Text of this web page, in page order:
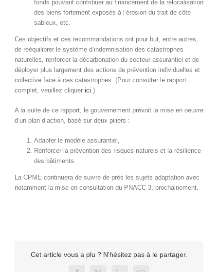
fonds pouvant contribuer au financement de la relocalisation
des biens fortement exposés à l’érosion du trait de côte
sableux, etc.
Ces objectifs et ces recommandations ont pour but, entre autres,
de rééquilibrer le système d’indemnisation des catastrophes
naturelles, renforcer la décarbonation du secteur assurantiel et de
déployer plus largement des actions de prévention individuelles et
collective face à ces catastrophes. (Pour consulter le rapport
complet, veuillez cliquer ici .)
A la suite de ce rapport, le gouvernement prévoit la mise en oeuvre
d’un plan d’action, basé sur deux piliers :
Adapter le modèle assurantiel,
Renforcer la prévention des risques naturels et la résilience
des bâtiments.
La CPME continuera de suivre de près les sujets adaptation avec
notamment la mise en consultation du PNACC 3, prochainement.
Cet article vous a plu ? N'hésitez pas à le partager.